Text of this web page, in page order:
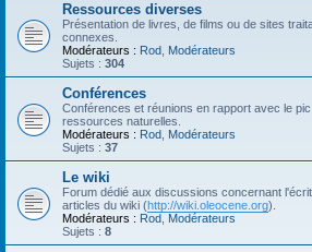
Ressources diverses
Présentation de livres, de films ou de sites
connexes.
Modérateurs : Rod Modérateurs
Sujets : 304
Conférences
Conférences et réunions en rapport avec le
ressources naturelles.
Modérateurs : Rod Modérateurs
Sujets : 37
Le wiki
Forum dédié aux discussions concernant
articles du wiki (http://wiki.oleocene.org).
Modérateurs : Rod Modérateurs
Sujets : 8